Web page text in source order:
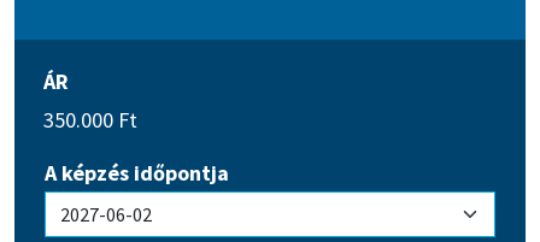
ÁR
350.000 Ft
A képzés időpontja